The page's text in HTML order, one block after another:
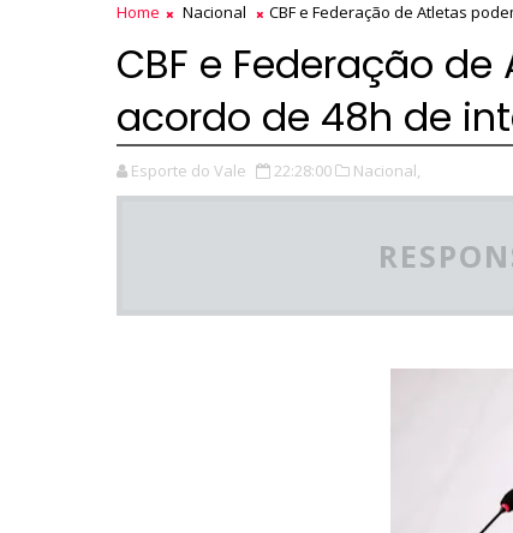
Home Nacional CBF e Federação de Atletas
CBF e Federação
acordo de 48h de
Esporte do Vale 22:28:00 Nacional,